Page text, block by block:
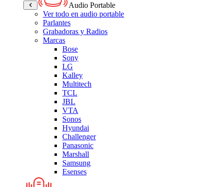
Audio Portable
Ver todo en audio portable
Parlantes
Grabadoras y Radios
Marcas
Bose
Sony
LG
Kalley
Multitech
TCL
JBL
VTA
Sonos
Hyundai
Challenger
Panasonic
Marshall
Samsung
Esenses